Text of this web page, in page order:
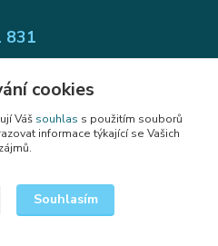
831
cookies.
cookies
Váš souhlas s použitím souborů
informace týkající se Vašich
zájmů.
Souhlasím